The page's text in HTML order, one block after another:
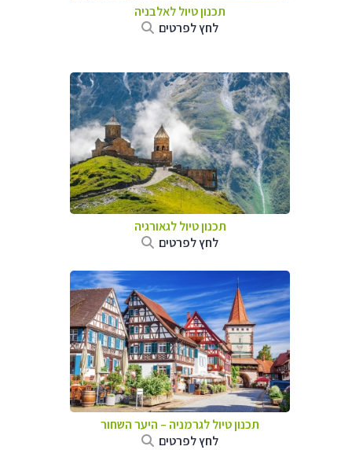
תכנון טיול לאלבניה
לחץ לפרטים
תכנון טיול לגאורגיה
לחץ לפרטים
תכנון טיול לגרמניה – היער השחור
לחץ לפרטים